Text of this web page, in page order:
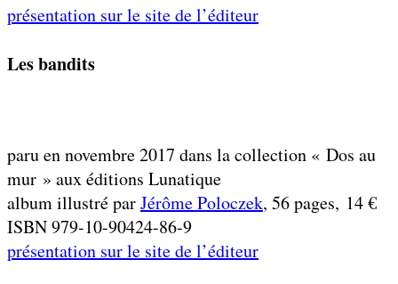
présentation sur le site de l’éditeur
Les bandits
paru en novembre 2017 dans la collection « Dos au
mur » aux éditions Lunatique
album illustré parJérôme Poloczek, 56 pages, 14 €
ISBN 979-10-90424-86-9
présentation sur le site de l’éditeur